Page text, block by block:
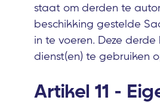
staat om derden te
beschikking gestelde
in te voeren. Deze
dienst(en) te gebruiken
Artikel 11 -